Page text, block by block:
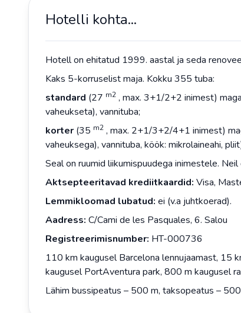
Hotelli kohta...
Hotell on ehitatud 1999. aastal ja seda
Kaks 5-korruselist maja. Kokku 355 tuba:
standard (27 m2 , max. 3+1/2+2 inimest)
vaheukseta), vannituba;
korter (35 m2 , max. 2+1/3+2/4+1 inimest)
vaheuksega), vannituba, köök: mikrolaineahi,
Seal on ruumid liikumispuudega inimestele.
Aktsepteeritavad krediitkaardid: Visa,
Lemmikloomad lubatud: ei (v.a juhtkoerad).
Aadress: C/Cami de les Pasquales, 6. Salou
Registreerimisnumber: HT-000736
110 km kaugusel Barcelona lennujaamast, 15
kaugusel PortAventura park, 800 m kaugusel
Lähim bussipeatus – 500 m, taksopeatus –